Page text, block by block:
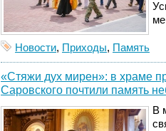
Новости, Приходы, Память
«Стяжи дух мирен»: в храме
Саровского почтили память
В